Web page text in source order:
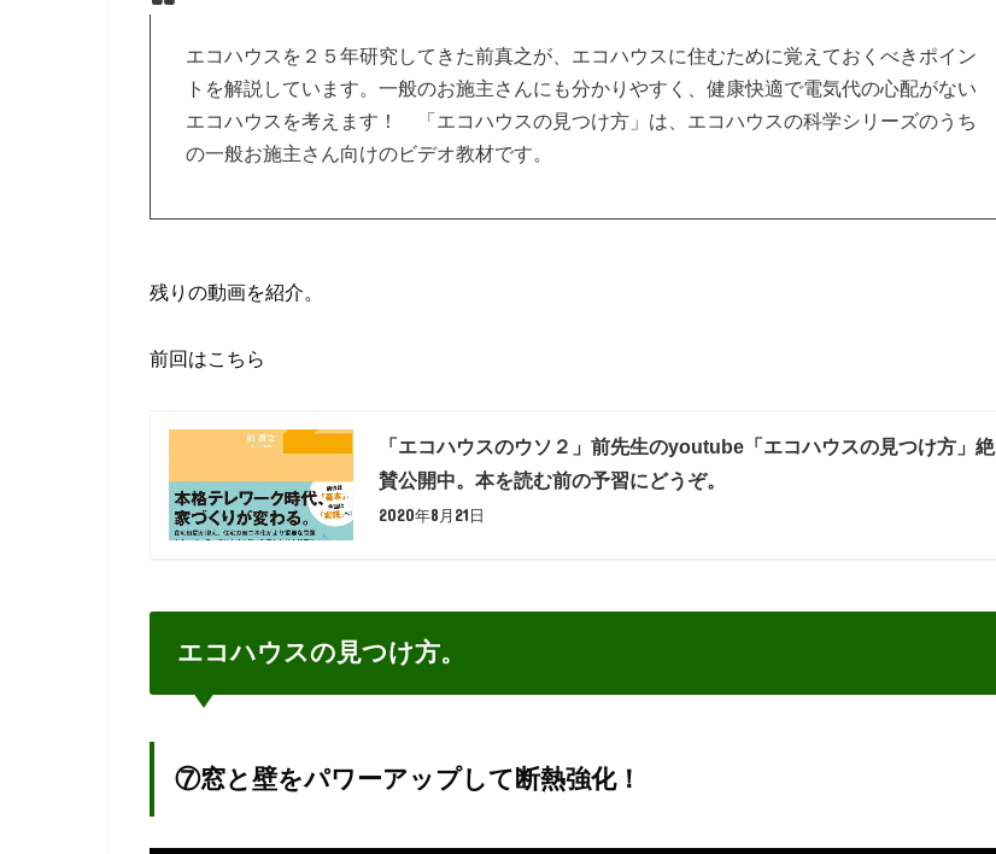
エコハウスを２５年研究してきた前真之が、エコハウスに住むために覚えておくべきポイン
トを解説しています。一般のお施主さんにも分かりやすく、健康快適で電気代の心配がない
エコハウスを考えます！ 「エコハウスの見つけ方」は、エコハウスの科学シリーズのうち
の一般お施主さん向けのビデオ教材です。
残りの動画を紹介。
前回はこちら
「エコハウスのウソ２」前先生のyoutube「エコハウスの見つけ方」絶
賛公開中。本を読む前の予習にどうぞ。
2020年8月21日
エコハウスの見つけ方。
⑦窓と壁をパワーアップして断熱強化！